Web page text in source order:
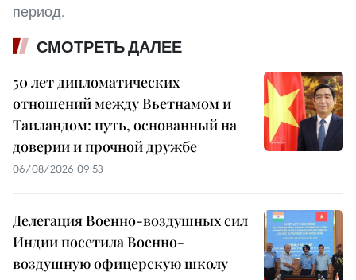
период.
СМОТРЕТЬ ДАЛЕЕ
50 лет дипломатических
отношений между Вьетнамом и
Таиландом: путь, основанный на
доверии и прочной дружбе
06/08/2026 09:53
Делегация Военно-воздушных сил
Индии посетила Военно-
воздушную офицерскую школу